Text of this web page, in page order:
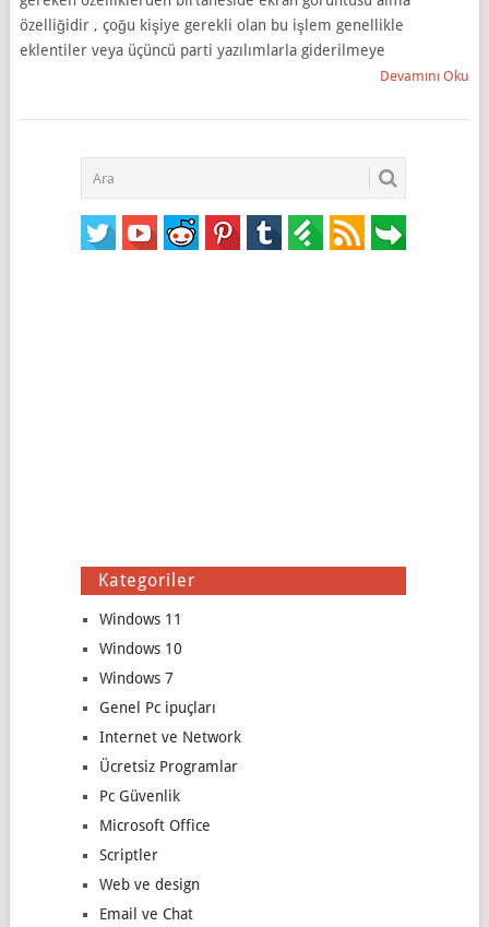
özelliğidir , çoğu kişiye gerekli olan bu işlem genellikle
eklentiler veya üçüncü parti yazılımlarla giderilmeye
Devamını Oku
Kategoriler
Windows 11
Windows 10
Windows 7
Genel Pc ipuçları
Internet ve Network
Ücretsiz Programlar
Pc Güvenlik
Microsoft Office
Scriptler
Web ve design
Email ve Chat